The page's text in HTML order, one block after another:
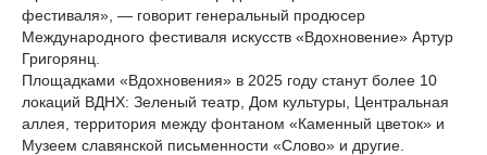
фестиваля», — говорит генеральный продюсер
Международного фестиваля искусств «Вдохновение» Артур
Григорянц.
Площадками «Вдохновения» в 2025 году станут более 10
локаций ВДНХ: Зеленый театр, Дом культуры, Центральная
аллея, территория между фонтаном «Каменный цветок» и
Музеем славянской письменности «Слово» и другие.